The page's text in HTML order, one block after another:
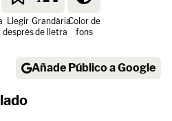
Llegir
després
Grandària
de lletra
Color de
fons
Añade Público a Google